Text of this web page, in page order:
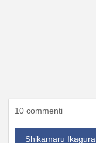
10 commenti
Shikamaru Ikagura